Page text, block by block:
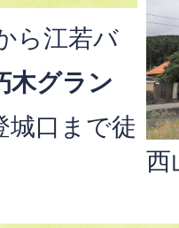
西
ら江若バ
木グラン
城口まで徒